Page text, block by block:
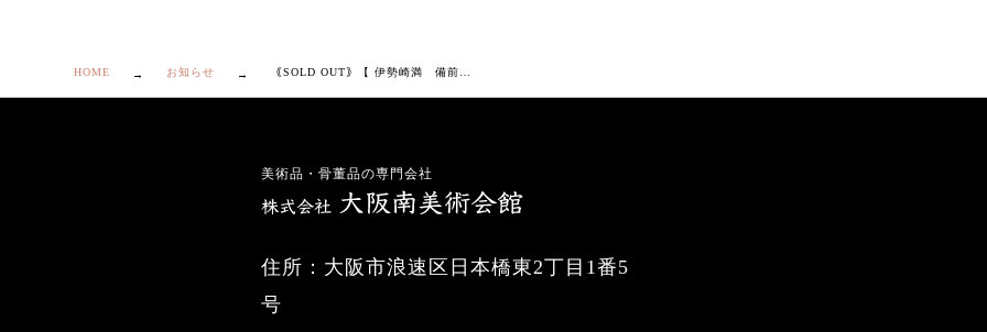
HOME お知らせ
美術品・骨董品の専門会社
住所：大阪市浪速区日本橋東2丁目1番5
号